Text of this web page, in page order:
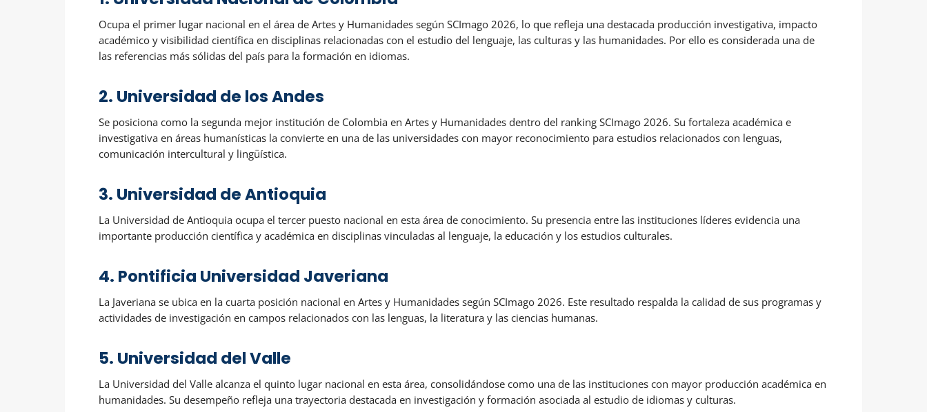
Ocupa el primer lugar nacional en el área de Artes y Humanidades según SCImago 2026, lo que refleja una destacada producción investigativa, impacto
académico y visibilidad científica en disciplinas relacionadas con el estudio del lenguaje, las culturas y las humanidades. Por ello es considerada una de
las referencias más sólidas del país para la formación en idiomas.
2. Universidad de los Andes
Se posiciona como la segunda mejor institución de Colombia en Artes y Humanidades dentro del ranking SCImago 2026. Su fortaleza académica e
investigativa en áreas humanísticas la convierte en una de las universidades con mayor reconocimiento para estudios relacionados con lenguas,
comunicación intercultural y lingüística.
3. Universidad de Antioquia
La Universidad de Antioquia ocupa el tercer puesto nacional en esta área de conocimiento. Su presencia entre las instituciones líderes evidencia una
importante producción científica y académica en disciplinas vinculadas al lenguaje, la educación y los estudios culturales.
4. Pontificia Universidad Javeriana
La Javeriana se ubica en la cuarta posición nacional en Artes y Humanidades según SCImago 2026. Este resultado respalda la calidad de sus programas y
actividades de investigación en campos relacionados con las lenguas, la literatura y las ciencias humanas.
5. Universidad del Valle
La Universidad del Valle alcanza el quinto lugar nacional en esta área, consolidándose como una de las instituciones con mayor producción académica en
humanidades. Su desempeño refleja una trayectoria destacada en investigación y formación asociada al estudio de idiomas y culturas.